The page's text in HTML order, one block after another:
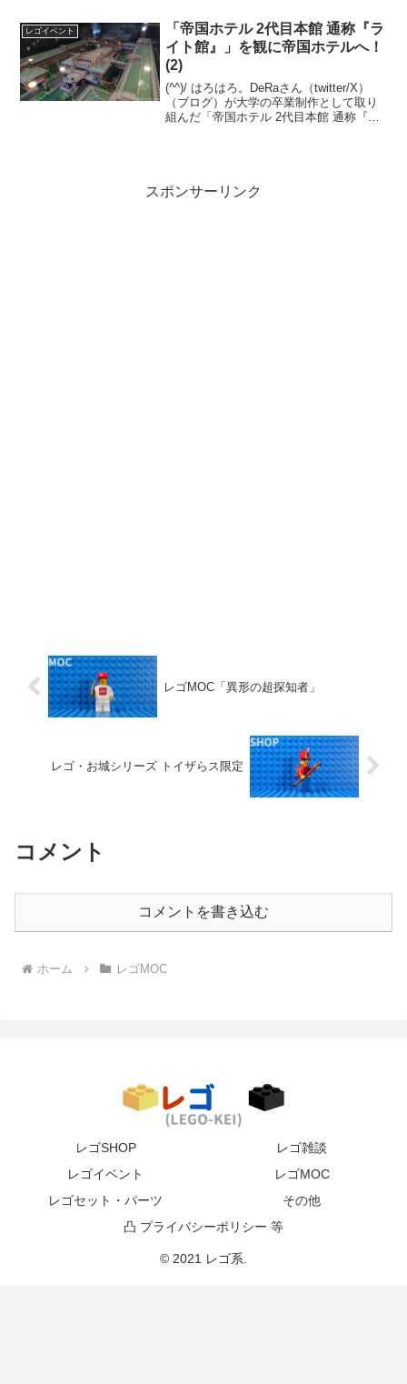
タムビルドした...
レゴイベント
「帝国ホテル 2代目本館 通称『ラ
イト館』」を観に帝国ホテルへ！
(2)
(^^)/ はろはろ。DeRaさん（twitter/X）
（ブログ）が大学の卒業制作として取り
組んだ「帝国ホテル 2代目本館 通称『ラ
スポンサーリンク
レゴMOC「異形の超探知者」
レゴ・お城シリーズ トイザらス限定
コメント
コメントを書き込む
ホーム レゴMOC
レゴSHOP
レゴ雑談
レゴイベント
レゴMOC
レゴセット・パーツ
その他
凸 プライバシーポリシー 等
© 2021 レゴ系.